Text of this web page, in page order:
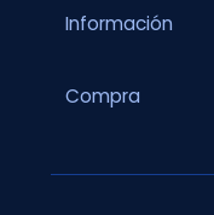
Información
Compra